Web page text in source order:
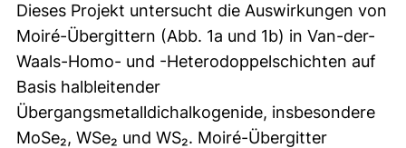
Dieses Projekt untersucht die Auswirkungen von
Moiré-Übergittern (Abb. 1a und 1b) in Van-der-
Waals-Homo- und -Heterodoppelschichten auf
Basis halbleitender
Übergangsmetalldichalkogenide, insbesondere
MoSe₂, WSe₂ und WS₂. Moiré-Übergitter